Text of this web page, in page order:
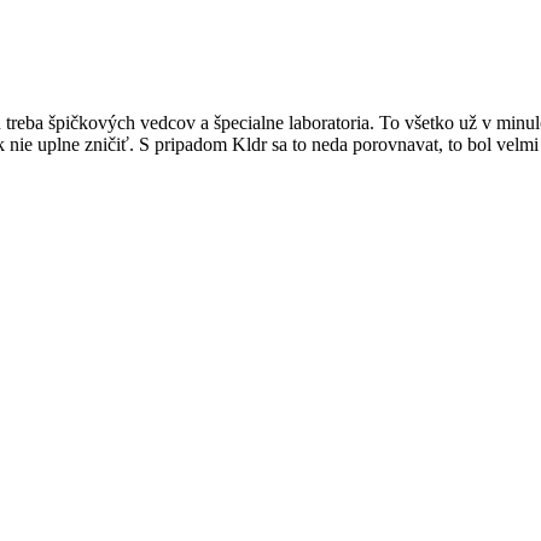
špičkových vedcov a špecialne laboratoria. To všetko už v
uplne zničiť. S pripadom Kldr sa to neda porovnavat, to bol